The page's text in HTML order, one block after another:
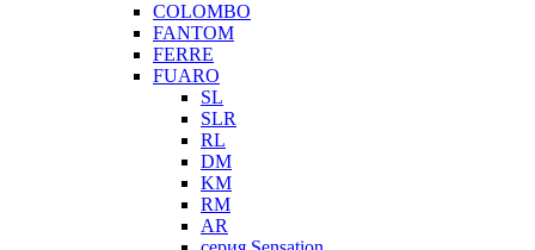
COLOMBO
FANTOM
FERRE
FUARO
SL
SLR
RL
DM
KM
RM
AR